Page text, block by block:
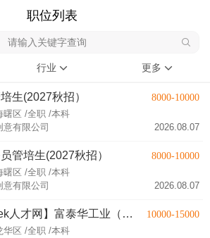
职位列表
行业 更多
生(2027秋招）
曙区 /全职 /本科
有限公司
8000-10000
2026.08.07
管培生(2027秋招）
曙区 /全职 /本科
有限公司
8000-10000
2026.08.07
】富泰华工业（深圳）有限公司-硬件工程师
华区 /全职 /本科
10000-15000